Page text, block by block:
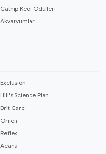
Catnip Kedi Ödülleri
Akvaryumlar
Exclusion
Hill's Science Plan
Brit Care
Orijen
Reflex
Acana